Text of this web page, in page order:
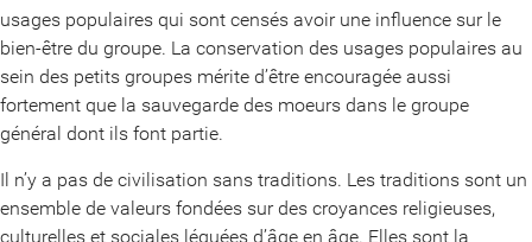
usages populaires qui sont censés avoir une influence sur le
bien-être du groupe. La conservation des usages populaires au
sein des petits groupes mérite d’être encouragée aussi
fortement que la sauvegarde des moeurs dans le groupe
général dont ils font partie.
Il n’y a pas de civilisation sans traditions. Les traditions sont un
ensemble de valeurs fondées sur des croyances religieuses,
culturelles et sociales léguées d’âge en âge. Elles sont la